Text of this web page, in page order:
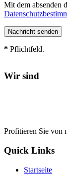
Mit dem absenden
* Pflichtfeld.
Wir sind
Profitieren Sie von
Quick Links
Startseite